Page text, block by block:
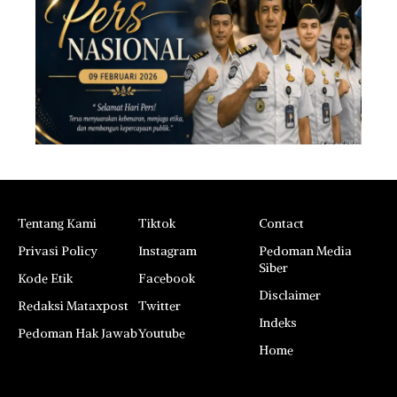
Tentang Kami
Privasi Policy
Kode Etik
Redaksi Mataxpost
Pedoman Hak Jawab
Tiktok
Instagram
Facebook
Twitter
Youtube
Contact
Pedoman Media
Siber
Disclaimer
Indeks
Home